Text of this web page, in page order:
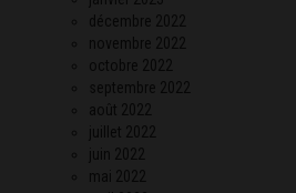
décembre 2022
novembre 2022
octobre 2022
septembre 2022
août 2022
juillet 2022
juin 2022
mai 2022